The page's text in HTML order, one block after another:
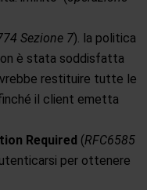
Sezione 7). la politica
è stata soddisfatta
restituire tutte le
il client emetta
Required (RFC6585
per ottenere